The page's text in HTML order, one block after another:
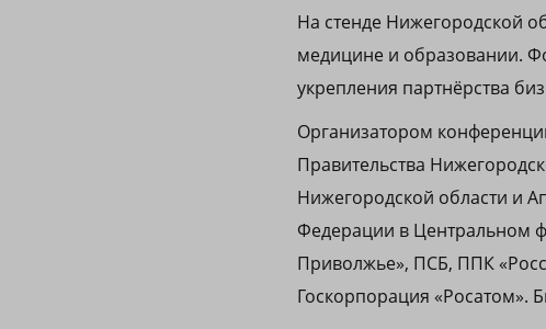
На стенде Нижегородской
медицине и образовании.
укрепления партнёрства
Организатором
Правительства
Нижегородской области и
Федерации в Центральном
Приволжье», ПСБ, ППК
Госкорпорация «Росатом».